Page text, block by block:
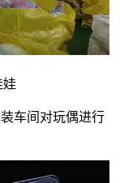
娃
车间对玩偶进行